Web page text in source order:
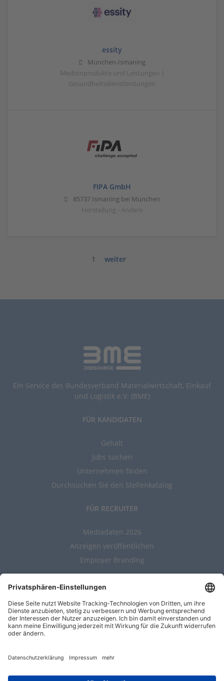
essity
München-Ismaning
Medizinprodukte und Leistungen |
Gesundheitsdienstleistungen
FIPA GmbH
85737 Ismaning bei München
Herstellung - Andere
1 weiter
Ein Service des Bundesverband Materialwirtschaft, Einkauf
und Logistik e.V. (BME)
FÜR KANDIDATEN
Gehalt
Jobs suchen
Unternehmen finden
Durchsuchen Sie den Stellenkatalog
FÜR RECRUITER
Mediadaten 2026
Anzeigen veröffentlichen
Employer Branding
ALLGEMEIN
Kontakt
AGBs